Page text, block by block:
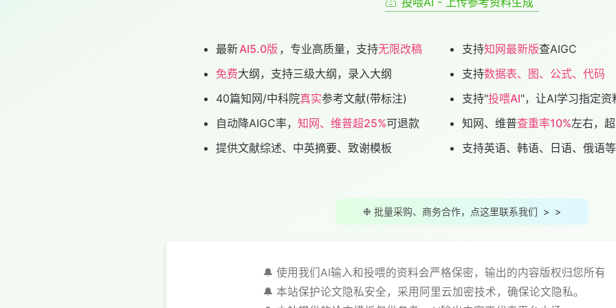
最新AI5.0版 ，专业高质量，支持无限改稿 支持知网最新版查AIGC
免费大纲，支持三级大纲，录入大纲 支持数据表、图、公式、代码
40篇知网/中科院真实参考文献(带标注) 支持"投喂AI"，让AI学习指定资
自动降AIGC率， 知网、维普超25%可退款 知网、维普查重率10%左右，
提供文献综述、中英摘要、致谢模板
支持英语、韩语、日语、俄语
❉ 批量采购、商务合作，点这里联系我们 > >
🔔 使用我们AI输入和投喂的资料会严格保密，输出的内容版权归您所有
🔔 本站保护论文隐私安全，采用阿里云加密技术，确保论文隐私。